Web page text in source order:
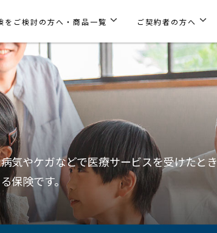
をご検討の方へ・商品一覧 ご契約者の方へ
病気やケガなどで医療サービスを受けたと
る保険です。